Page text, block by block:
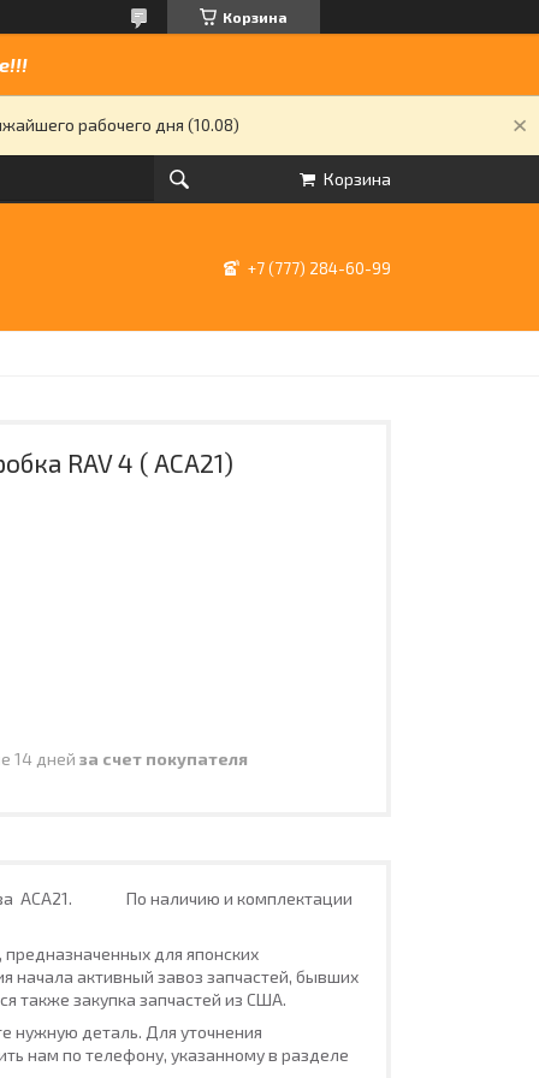
Корзина
рабочего дня (10.08)
Корзина
+7 (777) 284-60-99
RAV 4 ( ACA21)
14 дней за счет покупателя
АСА21. По наличию и комплектации
для японских
начала активный завоз запчастей, бывших
также закупка запчастей из США.
нужную деталь. Для уточнения
нам по телефону, указанному в разделе